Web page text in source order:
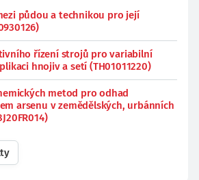
půdou a technikou pro její
řízení strojů pro variabilní
hnojiv a setí (TH01011220)
metod pro odhad
arsenu v zemědělských, urbánních